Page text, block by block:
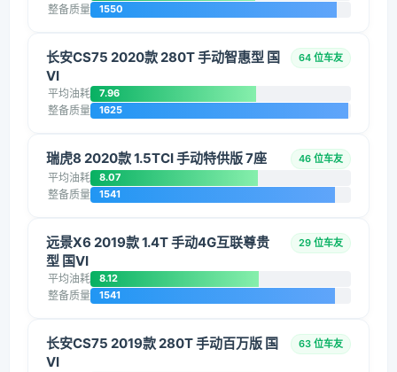
整备质量 1550
长安CS75 2020款 280T 手动智惠型 国
VI
64 位车友
平均油耗 7.96
整备质量 1625
瑞虎8 2020款 1.5TCI 手动特供版 7座 46 位车友
平均油耗 8.07
整备质量 1541
远景X6 2019款 1.4T 手动4G互联尊贵
型 国VI
29 位车友
平均油耗 8.12
整备质量 1541
长安CS75 2019款 280T 手动百万版 国
VI
63 位车友